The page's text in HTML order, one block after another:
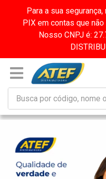
Para a sua
PIX em contas que
Nosso CNPJ é: